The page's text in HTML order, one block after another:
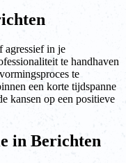
agressief in je
te handhaven
te
een korte tijdspanne
kansen op een positieve
in Berichten